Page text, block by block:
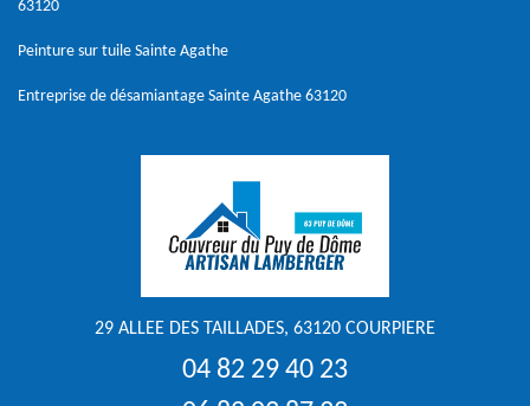
63120
Peinture sur tuile Sainte Agathe
Entreprise de désamiantage Sainte Agathe 63120
29 ALLEE DES TAILLADES, 63120 COURPIERE
04 82 29 40 23